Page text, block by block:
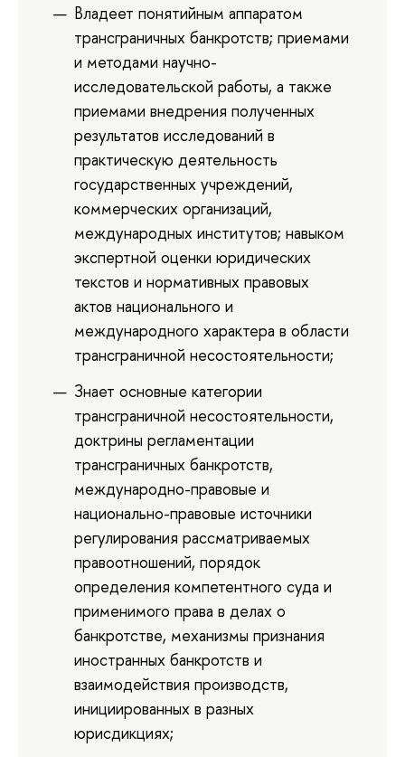
Владеет понятийным аппаратом
трансграничных банкротств; приемами
и методами научно-
исследовательской работы, а также
приемами внедрения полученных
результатов исследований в
практическую деятельность
государственных учреждений,
коммерческих организаций,
международных институтов; навыком
экспертной оценки юридических
текстов и нормативных правовых
актов национального и
международного характера в области
трансграничной несостоятельности;
Знает основные категории
трансграничной несостоятельности,
доктрины регламентации
трансграничных банкротств,
международно-правовые и
национально-правовые источники
регулирования рассматриваемых
правоотношений, порядок
определения компетентного суда и
применимого права в делах о
банкротстве, механизмы признания
иностранных банкротств и
взаимодействия производств,
инициированных в разных
юрисдикциях;